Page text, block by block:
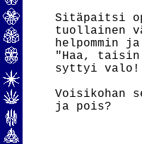
Sitäpaitsi
tuollainen
helpommin
"Haa, taisin
syttyi
Voisikohan
ja pois?